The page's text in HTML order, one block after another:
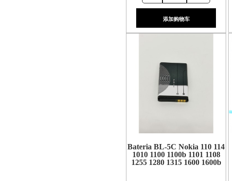
添加购物车
Bateria BL-5C Nokia 110 114
1010 1100 1100b 1101 1108
1255 1280 1315 1600 1600b